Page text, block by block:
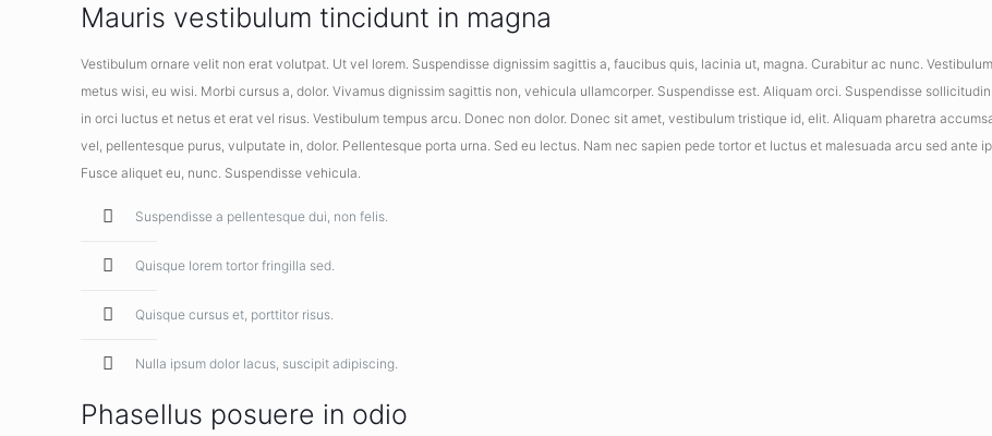
Mauris vestibulum tincidunt in magna
Vestibulum ornare velit non erat volutpat. Ut vel lorem. Suspendisse dignissim sagittis a, faucibus quis, lacinia ut, magna. Curabitur ac nunc.
metus wisi, eu wisi. Morbi cursus a, dolor. Vivamus dignissim sagittis non, vehicula ullamcorper. Suspendisse est. Aliquam orci. Suspendisse
in orci luctus et netus et erat vel risus. Vestibulum tempus arcu. Donec non dolor. Donec sit amet, vestibulum tristique id, elit. Aliquam pharetra
vel, pellentesque purus, vulputate in, dolor. Pellentesque porta urna. Sed eu lectus. Nam nec sapien pede tortor et luctus et malesuada arcu sed ante
Fusce aliquet eu, nunc. Suspendisse vehicula.
Suspendisse a pellentesque dui, non felis.
Quisque lorem tortor fringilla sed.
Quisque cursus et, porttitor risus.
Nulla ipsum dolor lacus, suscipit adipiscing.
Phasellus posuere in odio